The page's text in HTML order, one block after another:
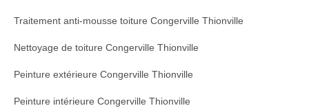
Traitement anti-mousse toiture Congerville Thionville
Nettoyage de toiture Congerville Thionville
Peinture extérieure Congerville Thionville
Peinture intérieure Congerville Thionville